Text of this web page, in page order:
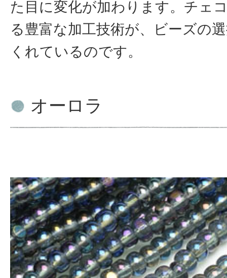
た目に変化が加わります。チェ
る豊富な加工技術が、ビーズの
くれているのです。
オーロラ